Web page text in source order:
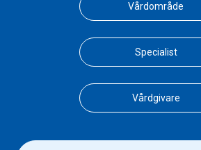
Vårdområde
Specialist
Vårdgivare